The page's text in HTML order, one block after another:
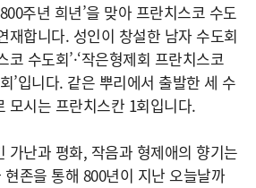
주년 희년’을 맞아 프란치스코 수도
재합니다. 성인이 창설한 남자 수도회
코 수도회’·‘작은형제회 프란치스코
’입니다. 같은 뿌리에서 출발한 세 수
모시는 프란치스칸 1회입니다.
가난과 평화, 작음과 형제애의 향기는
존을 통해 800년이 지난 오늘날까